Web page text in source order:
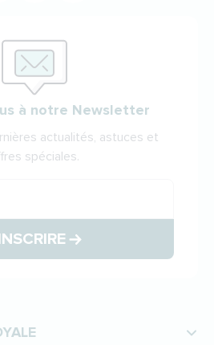
à notre Newsletter
actualités, astuces et
spéciales.